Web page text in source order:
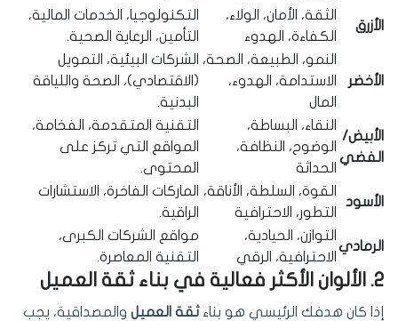
الأزرق
الثقة، الأمان، الولاء،
الكفاءة، الهدوء
التكنولوجيا، الخدمات المالية،
التأمين، الرعاية الصحية.
الأخضر
النمو، الطبيعة، الصحة،
الاستدامة، الهدوء،
المال
الشركات البيئية، التمويل
(الاقتصادي)، الصحة واللياقة
البدنية.
الأبيض/
الفضي
النقاء، البساطة،
الوضوح، النظافة،
الحداثة
التقنية المتقدمة، الفخامة،
المواقع التي تركز على
المحتوى.
الأسود
القوة، السلطة، الأناقة،
التطور، الاحترافية
الماركات الفاخرة، الاستشارات
الراقية.
الرمادي
التوازن، الحيادية،
الاحترافية، الرقي
مواقع الشركات الكبرى،
التقنية المعاصرة.
2. الألوان الأكثر فعالية في بناء ثقة العميل
إذا كان هدفك الرئيسي هو بناءثقة العميل والمصداقية، يجب